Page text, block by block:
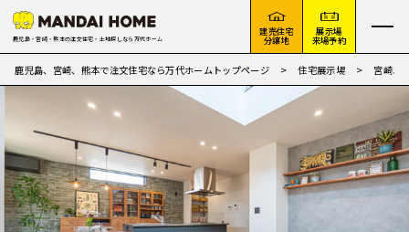
鹿児島・宮崎・熊本の注文住宅・土地探しなら万代ホーム
建売住宅
分譲地
展示場
来場予約
鹿児島、宮崎、熊本で注文住宅なら万代ホームトップページ 住宅展示場 宮崎エ